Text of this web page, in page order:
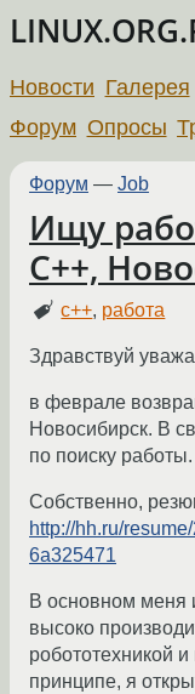
Новости Галерея
Форум Опросы
Форум — Job
Ищу
C++,
c++, работа
Здравствуй
в феврале
Новосибирск. В
по поиску работы.
Собственно,
http://hh.ru/
6a325471
В основном меня
высоко
робототехникой
принципе, я